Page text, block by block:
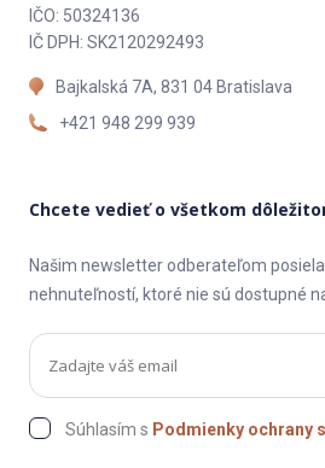
IČO: 50324136
IČ DPH: SK2120292493
Bajkalská 7A, 831 04 Bratislava
+421 948 299 939
Chcete vedieť o všetkom
Našim newsletter odberateľom
nehnuteľností, ktoré nie sú dostupné
Súhlasím s Podmienky ochrany